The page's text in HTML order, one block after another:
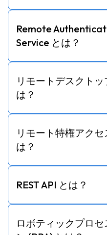
Remote
Service とは？
リモートデスクト
は？
リモート特権アクセ
は？
REST API とは？
ロボティックプロ